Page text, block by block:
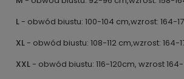
L- obwód biustu: 100-104 cm,wzrost: 164-
XL- obwód biustu: 108-112 cm,wzrost: 164-
XXL- obwód biustu: 116-120cm, wzrost 164-